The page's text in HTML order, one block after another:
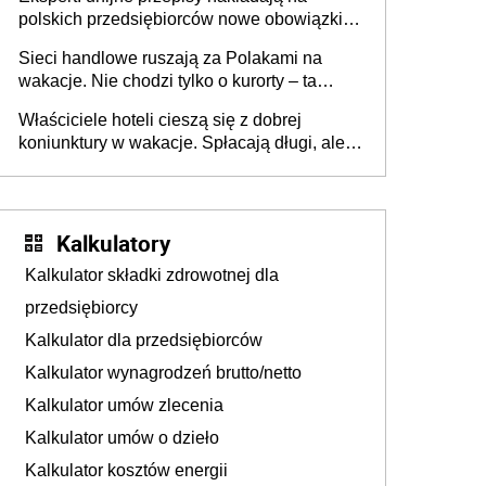
polskich przedsiębiorców nowe obowiązki w
Sieci handlowe ruszają za Polakami na
wakacje. Nie chodzi tylko o kurorty – ta
tam, gdzie wielu spędzi urlop po cichu
Właściciele hoteli cieszą się z dobrej
koniunktury w wakacje. Spłacają długi, ale
Kalkulatory
Kalkulator składki zdrowotnej dla
przedsiębiorcy
Kalkulator dla przedsiębiorców
Kalkulator wynagrodzeń brutto/netto
Kalkulator umów zlecenia
Kalkulator umów o dzieło
Kalkulator kosztów energii